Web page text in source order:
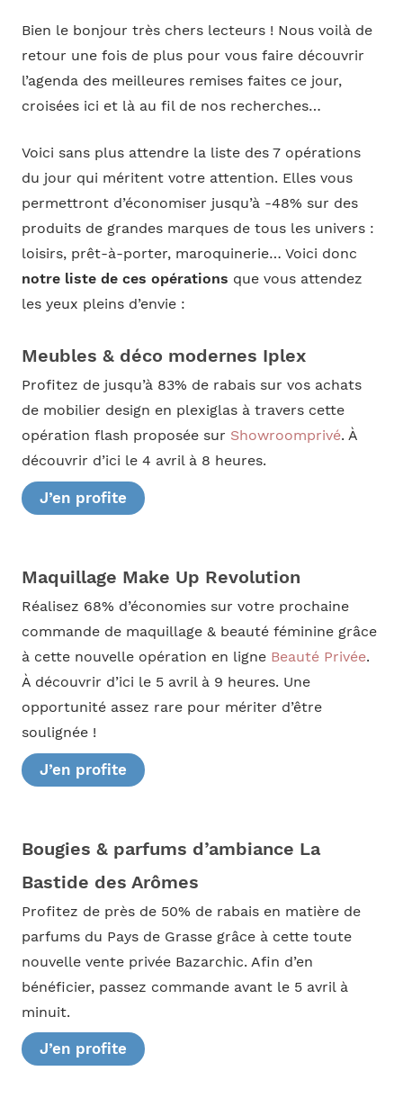
Bien le bonjour très chers lecteurs ! Nous voilà de
retour une fois de plus pour vous faire découvrir
l’agenda des meilleures remises faites ce jour,
croisées ici et là au fil de nos recherches…
Voici sans plus attendre la liste des 7 opérations
du jour qui méritent votre attention. Elles vous
permettront d’économiser jusqu’à -48% sur des
produits de grandes marques de tous les univers :
loisirs, prêt-à-porter, maroquinerie… Voici donc
notre liste de ces opérations que vous attendez
les yeux pleins d’envie :
Meubles & déco modernes Iplex
Profitez de jusqu’à 83% de rabais sur vos achats
de mobilier design en plexiglas à travers cette
opération flash proposée sur Showroomprivé. À
découvrir d’ici le 4 avril à 8 heures.
J’en profite
Maquillage Make Up Revolution
Réalisez 68% d’économies sur votre prochaine
commande de maquillage & beauté féminine grâce
à cette nouvelle opération en ligne Beauté Privée.
À découvrir d’ici le 5 avril à 9 heures. Une
opportunité assez rare pour mériter d’être
soulignée !
J’en profite
Bougies & parfums d’ambiance La
Bastide des Arômes
Profitez de près de 50% de rabais en matière de
parfums du Pays de Grasse grâce à cette toute
nouvelle vente privée Bazarchic. Afin d’en
bénéficier, passez commande avant le 5 avril à
minuit.
J’en profite